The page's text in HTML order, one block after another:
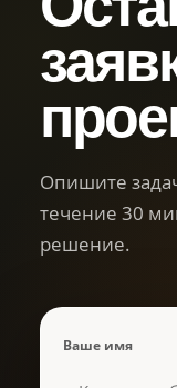
Оставить
заявку
Опишите
течение 30
решение.
Ваше имя